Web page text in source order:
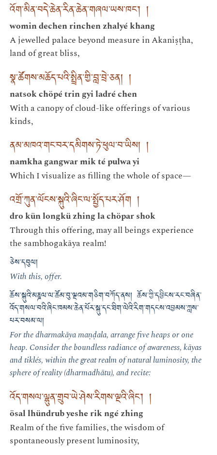
འོག་མིན་བདེ་ཆེན་རིན་ཆེན་གཞལ་ཡས་ཁང་། །
womin dechen rinchen zhalyé khang
A jewelled palace beyond measure in Akaniṣṭha,
land of great bliss,
སྣ་ཚོགས་མཆོད་པའི་སྤྲིན་གྱི་བླ་བྲེ་ཅན། །
natsok chöpé trin gyi ladré chen
With a canopy of cloud-like offerings of various
kinds,
ནམ་མཁའ་གང་བར་དམིགས་ཏེ་ཕུལ་བ་ཡིས། །
namkha gangwar mik té pulwa yi
Which I visualize as filling the whole of space—
འགྲོ་ཀུན་ལོངས་སྐུའི་ཞིང་ལ་སྤྱོད་པར་ཤོག །
dro kün longkü zhing la chöpar shok
Through this offering, may all beings experience
the sambhogakāya realm!
ཅེས་དབུལ།
With this, offer.
ཆོས་སྐུའི་མཎྜལ་ལ་ཚོམ་བུ་ལྔའམ་གཅིག་བཀོད་ནས། ཆོས་ཀྱི་དབྱིངས་རང་བཞིན་
འོད་གསལ་བའི་ཞིང་ཁམས་ཆེན་པོར་སྐུ་དང་ཐིག་ལེའི་རིག་གདངས་འབྱམས་ཀླས་
པར་བསམ་ལ།
For the dharmakāya maṇḍala, arrange five heaps or one
heap. Consider the boundless radiance of awareness, kāyas
and tiklés, within the great realm of natural luminosity, the
sphere of reality (dharmadhātu), and recite:
འོད་གསལ་ལྷུན་གྲུབ་ཡེ་ཤེས་རིགས་ལྔའི་ཞིང་། །
ösal lhündrub yeshe rik ngé zhing
Realm of the five families, the wisdom of
spontaneously present luminosity,